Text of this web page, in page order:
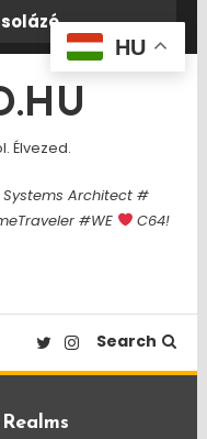
Élvezed.
Architect #
#WE
C64!
Search
HU